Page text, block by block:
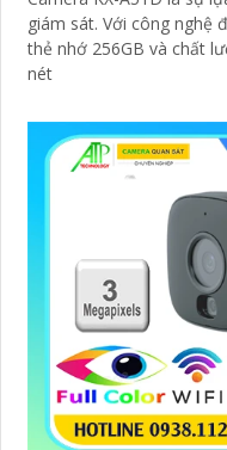
giám sát. Với công nghệ đèn LED ban đêm không dây khe
thẻ nhớ 256GB và chất
nét